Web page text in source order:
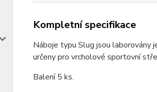
Kompletní specifikace
Náboje typu Slug jsou
určeny pro vrcholové sportovní
Balení 5 ks.